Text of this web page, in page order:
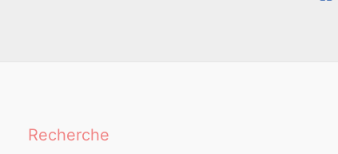
Recherche